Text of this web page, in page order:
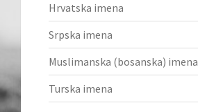
Hrvatska imena
Srpska imena
Muslimanska (bosanska) imena
Turska imena